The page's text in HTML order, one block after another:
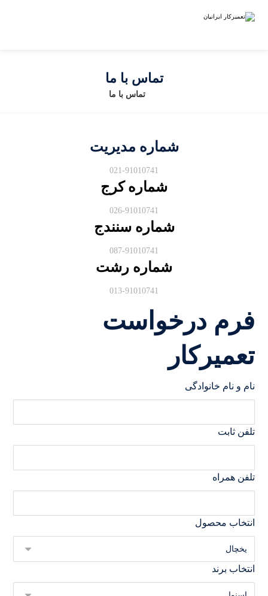
تماس با ما
تماس با ما
شماره مدیریت
021-91010741
شماره کرج
026-91010741
شماره سنندج
087-91010741
شماره رشت
013-91010741
فرم درخواست
تعمیرکار
نام و نام خانوادگی
تلفن ثابت
تلفن همراه
انتخاب محصول
انتخاب برند